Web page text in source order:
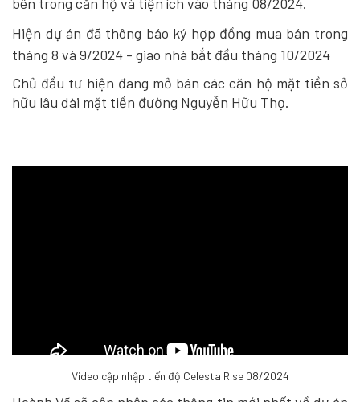
Hiện dự án đã thông báo ký hợp đồng mua bán trong
tháng 8 và 9/2024 - giao nhà bắt đầu tháng 10/2024
Chủ đầu tư hiện đang mở bán các căn hộ mặt tiền sở
hữu lâu dài mặt tiền đường Nguyễn Hữu Thọ.
Video cập nhập tiến độ Celesta Rise 08/2024